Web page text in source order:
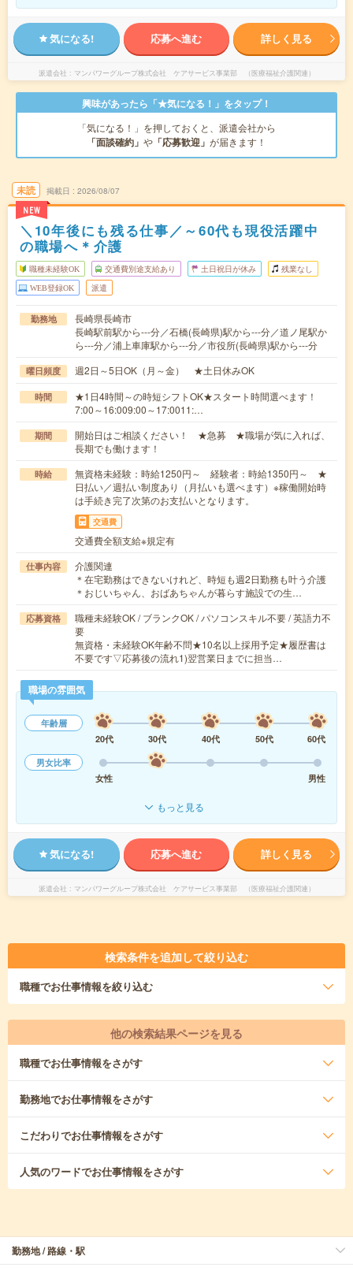
気になる! 応募へ進む 詳しく見る
派遣会社 マンパワーグループ株式会社 ケアサービス事業部 （医療福祉介護関連）
興味があったら「★気になる！」をタップ！
「気になる！」を押しておくと、派遣会社から
「面談確約」 や 「応募歓迎」 が届きます！
未読
NEW
掲載日 2026/08/07
＼10年後にも残る仕事／～60代も現役活躍中
の職場へ＊介護
職種未経験OK 交通費別途支給あり 土日祝日が休み 残業なし
WEB登録OK 派遣
勤務地
長崎県長崎市
長崎駅前駅から---分／石橋(長崎県)駅から---分／道ノ尾駅か
ら---分／浦上車庫駅から---分／市役所(長崎県)駅から---分
曜日頻度 週2日～5日OK（月～金） ★土日休みOK
時間
★1日4時間～の時短シフトOK★スタート時間選べます！
7:00～16:009:00～17:0011:…
期間
開始日はご相談ください！ ★急募 ★職場が気に入れば、
長期でも働けます！
時給
無資格未経験：時給1250円～ 経験者：時給1350円～ ★
日払い／週払い制度あり（月払いも選べます）※稼働開始時
は手続き完了次第のお支払いとなります。
交通費
交通費全額支給※規定有
仕事内容
介護関連
＊在宅勤務はできないけれど、時短も週2日勤務も叶う介護
＊おじいちゃん、おばあちゃんが暮らす施設での生…
応募資格
職種未経験OK / ブランクOK / パソコンスキル不要 / 英語力不
要
無資格・未経験OK年齢不問★10名以上採用予定★履歴書は
不要です▽応募後の流れ1)翌営業日までに担当…
職場の雰囲気
年齢層
20代
30代 40代 50代
60代
男女比率
女性
男性
もっと見る
気になる! 応募へ進む 詳しく見る
派遣会社 マンパワーグループ株式会社 ケアサービス事業部 （医療福祉介護関連）
検索条件を追加して絞り込む
職種でお仕事情報を絞り込む
他の検索結果ページを見る
職種でお仕事情報をさがす
勤務地でお仕事情報をさがす
こだわりでお仕事情報をさがす
人気のワードでお仕事情報をさがす
勤務地 / 路線・駅